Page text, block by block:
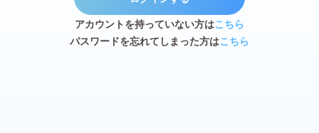
アカウントを持っていない方はこちら
パスワードを忘れてしまった方はこちら